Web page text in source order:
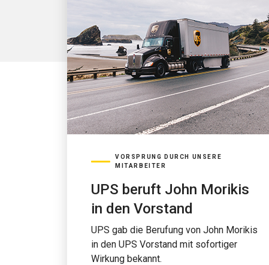
VORSPRUNG DURCH UNSERE
MITARBEITER
UPS beruft John Morikis
in den Vorstand
UPS gab die Berufung von John Morikis
in den UPS Vorstand mit sofortiger
Wirkung bekannt.